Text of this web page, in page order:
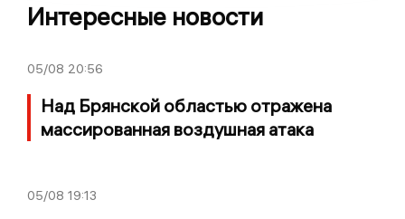
Интересные новости
05/08 20:56
Над Брянской областью отражена
массированная воздушная атака
05/08 19:13